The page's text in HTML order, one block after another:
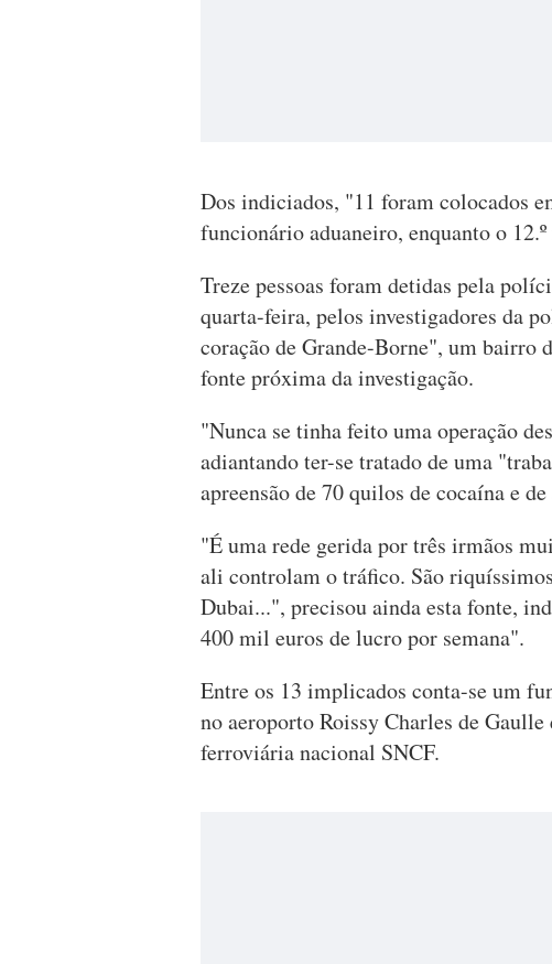
Dos indiciados, "11 foram colocados
funcionário aduaneiro, enquanto o
Treze pessoas foram detidas pela
quarta-feira, pelos investigadores da
coração de Grande-Borne", um bairro
fonte próxima da investigação.
"Nunca se tinha feito uma operação
adiantando ter-se tratado de uma
apreensão de 70 quilos de cocaína e
"É uma rede gerida por três irmãos
ali controlam o tráfico. São
Dubai...", precisou ainda esta fonte,
400 mil euros de lucro por semana".
Entre os 13 implicados conta-se um
no aeroporto Roissy Charles de
ferroviária nacional SNCF.